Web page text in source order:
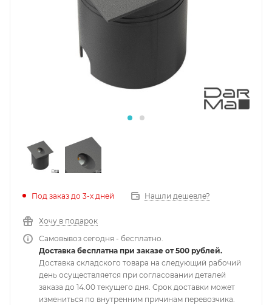
Под заказ до 3-х дней Нашли дешевле?
Хочу в подарок
Самовывоз сегодня - бесплатно.
Доставка бесплатна при заказе от 500 рублей.
Доставка складского товара на следующий рабочий
день осуществляется при согласовании деталей
заказа до 14.00 текущего дня. Срок доставки может
измениться по внутренним причинам перевозчика.